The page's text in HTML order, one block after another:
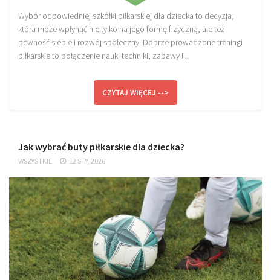
Wybór odpowiedniej szkółki piłkarskiej dla dziecka to decyzja,
która może wpłynąć nie tylko na jego formę fizyczną, ale też
pewność siebie i rozwój społeczny. Dobrze prowadzone treningi
piłkarskie to połączenie nauki techniki, zabawy i...
CZYTAJ WIĘCEJ -->
Jak wybrać buty piłkarskie dla dziecka?
WSZYSTKIE 12 STY, 2026